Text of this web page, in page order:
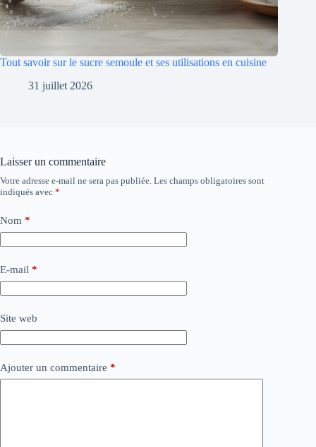
Tout savoir sur le sucre semoule et ses utilisations en cuisine
31 juillet 2026
Laisser un commentaire
Votre adresse e-mail ne sera pas publiée. Les champs obligatoires sont
indiqués avec *
Nom *
E-mail *
Site web
Ajouter un commentaire *